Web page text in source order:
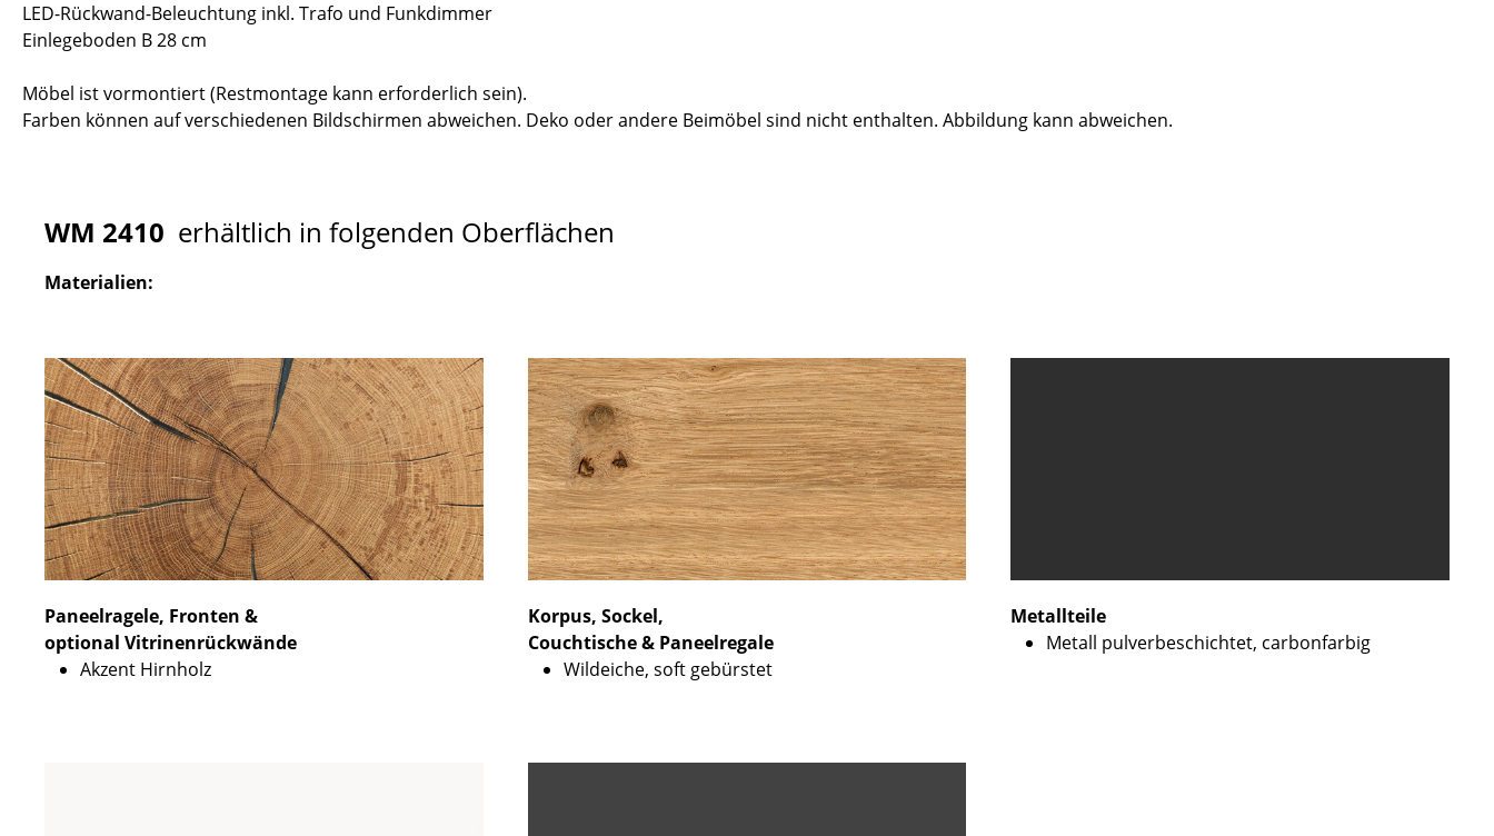
LED-Rückwand-Beleuchtung inkl. Trafo und Funkdimmer
Einlegeboden B 28 cm
Möbel ist vormontiert (Restmontage kann erforderlich sein).
Farben können auf verschiedenen Bildschirmen abweichen. Deko oder andere Beimöbel sind nicht enthalten. Abbildung kann abweichen.
WM 2410 erhältlich in folgenden Oberflächen
Materialien:
Paneelragele, Fronten &
optional Vitrinenrückwände
Akzent Hirnholz
Korpus, Sockel,
Couchtische & Paneelregale
Wildeiche, soft gebürstet
Metallteile
Metall pulverbeschichtet, carbonfarbig